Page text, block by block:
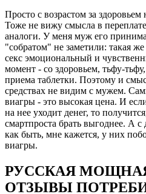
Просто с возрастом за
Тоже не вижу смысла в
аналоги. У меня муж его
"собратом" не заметили: такая
секс эмоциональный и
момент - со здоровьем, тьфу-
приема таблетки. Поэтому и
средствах не видим с мужем.
виагры - это высокая цена. И
на нее уходит денег, то
смартпроста брать выгоднее. А
как быть, мне кажется, у них
виагры.
РУССКАЯ
ОТЗЫВЫ